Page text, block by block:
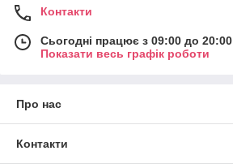
Контакти
Сьогодні працює з 09:00 до 20:00
Показати весь графік роботи
Про нас
Контакти